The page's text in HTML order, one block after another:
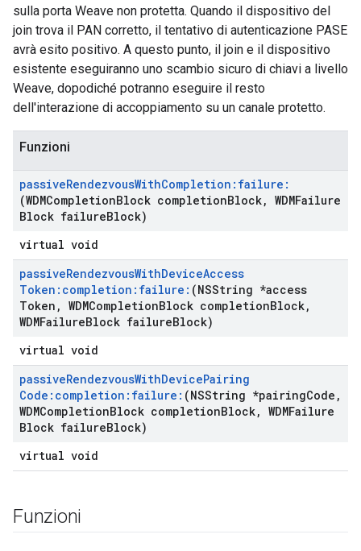
sulla porta Weave non protetta. Quando il dispositivo del
join trova il PAN corretto, il tentativo di autenticazione PASE
avrà esito positivo. A questo punto, il join e il dispositivo
esistente eseguiranno uno scambio sicuro di chiavi a livello
Weave, dopodiché potranno eseguire il resto
dell'interazione di accoppiamento su un canale protetto.
Funzioni
passiveRendezvousWithCompletion:failure:
(WDMCompletionBlock completionBlock, WDMFailure
Block failureBlock)
virtual void
passiveRendezvousWithDeviceAccess
Token:completion:failure: (NSString *access
Token , WDMCompletionBlock completionBlock,
WDMFailureBlock failureBlock)
virtual void
passiveRendezvousWithDevicePairing
Code:completion:failure: (NSString *pairingCode ,
WDMCompletionBlock completionBlock, WDMFailure
Block failureBlock)
virtual void
Funzioni